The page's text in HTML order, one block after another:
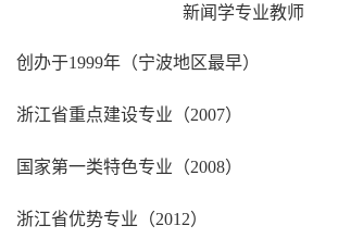
新闻学专业教师
创办于1999年（宁波地区最早）
浙江省重点建设专业 （2007）
国家第一类特色专业（2008）
浙江省优势专业（2012）